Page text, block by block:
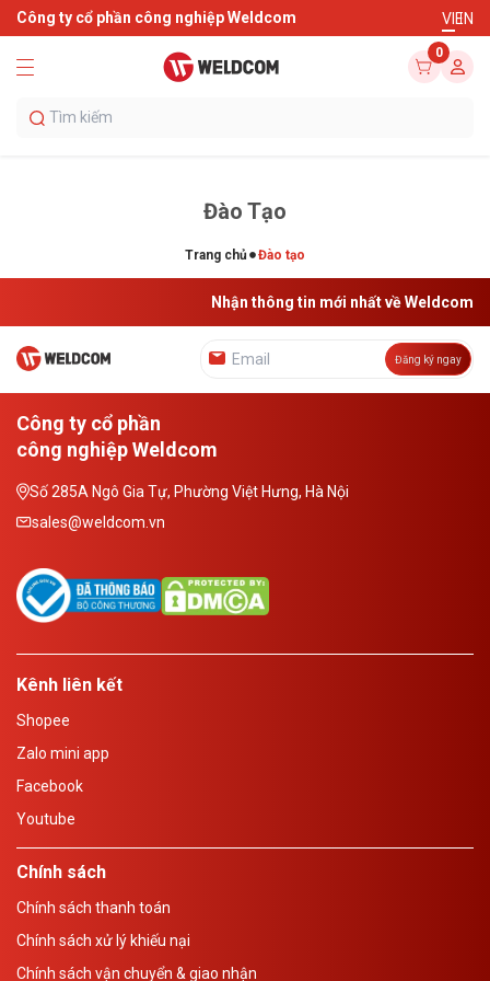
Công ty cổ phần công nghiệp Weldcom VIEN
0
Đào Tạo
Trang chủ Đào tạo
Nhận thông tin mới nhất về Weldcom
Đăng ký ngay
Công ty cổ phần
công nghiệp Weldcom
Số 285A Ngô Gia Tự, Phường Việt Hưng, Hà Nội
sales@weldcom.vn
Kênh liên kết
Shopee
Zalo mini app
Facebook
Youtube
Chính sách
Chính sách thanh toán
Chính sách xử lý khiếu nại
Chính sách vận chuyển & giao nhận